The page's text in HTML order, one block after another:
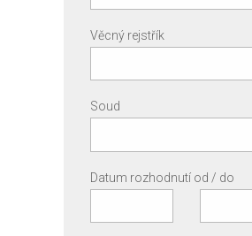
Věcný rejstřík
Soud
Datum rozhodnutí od / do